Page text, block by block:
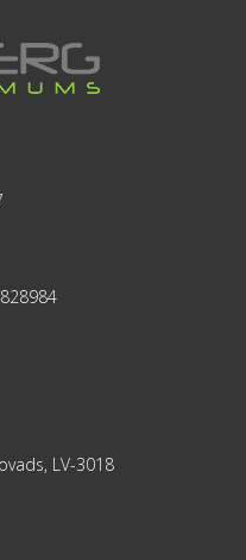
LV-3018